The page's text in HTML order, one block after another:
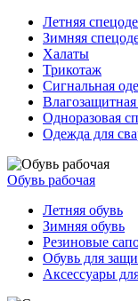
Летняя
Зимняя
Халаты
Трикотаж
Сигнальная
Одноразовая
Одежда для
Обувь рабочая
Летняя обувь
Зимняя обувь
Резиновые
Обувь для
Аксессуары